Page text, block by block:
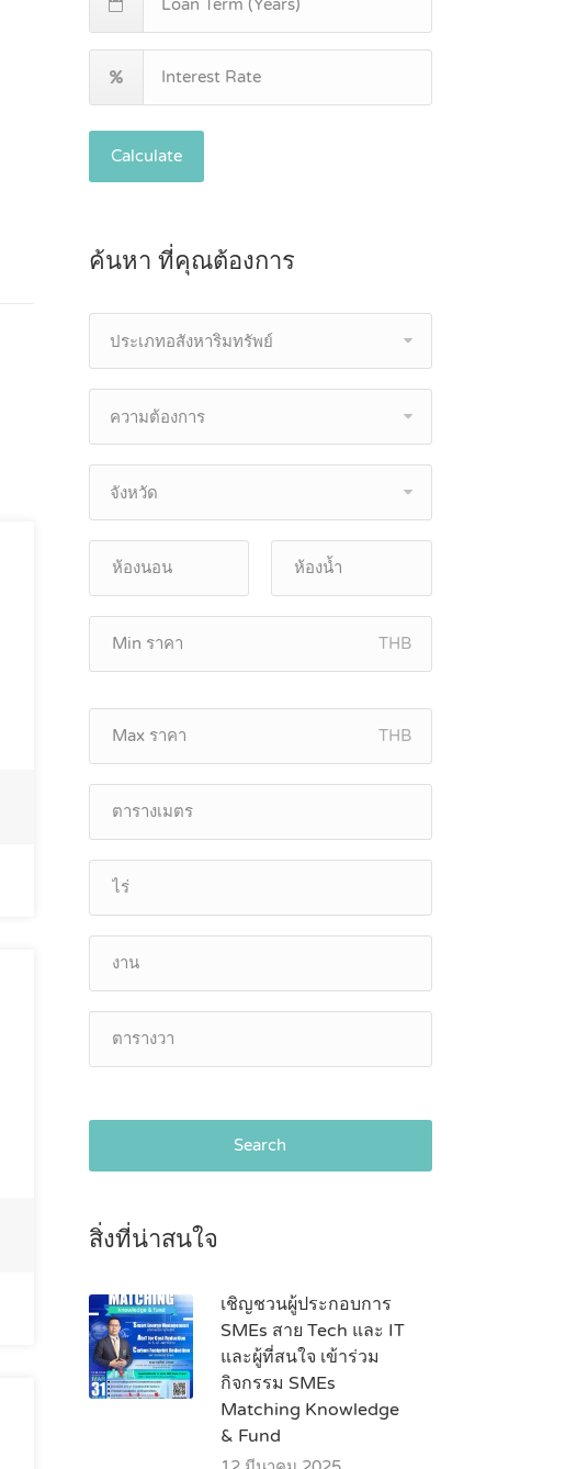
Calculate
ค้นหา ที่คุณต้องการ
ประเภทอสังหาริมทรัพย์
ความต้องการ
จังหวัด
THB
THB
Search
สิ่งที่น่าสนใจ
เชิญชวนผู้ประกอบการ
SMEs สาย Tech และ IT
และผู้ที่สนใจ เข้าร่วม
กิจกรรม SMEs
Matching Knowledge
& Fund